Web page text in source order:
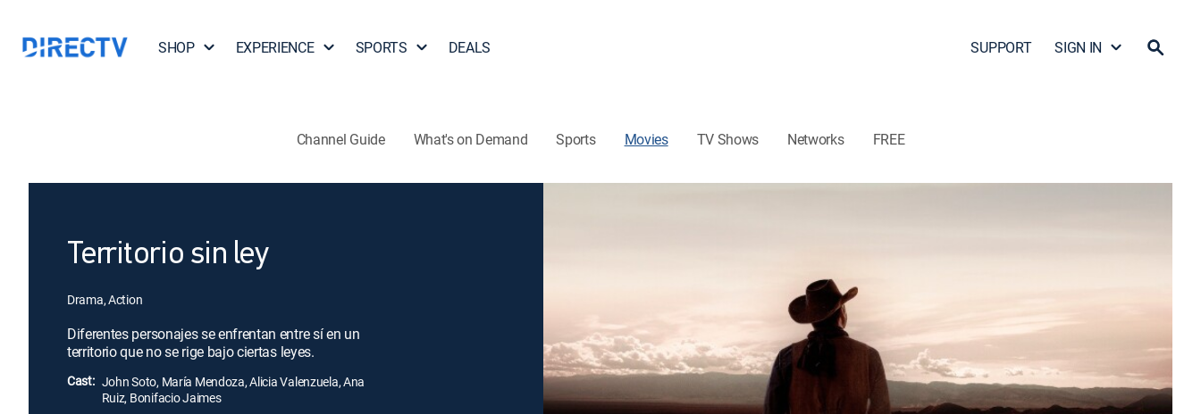
SHOP EXPERIENCE SPORTS DEALS SUPPORT SIGN IN
Channel Guide What's on Demand Sports Movies TV Shows Networks FREE
Territorio sin ley
Drama, Action
Diferentes personajes se enfrentan entre sí en un
territorio que no se rige bajo ciertas leyes.
Cast: John Soto, María Mendoza, Alicia Valenzuela, Ana
Ruiz, Bonifacio Jaimes